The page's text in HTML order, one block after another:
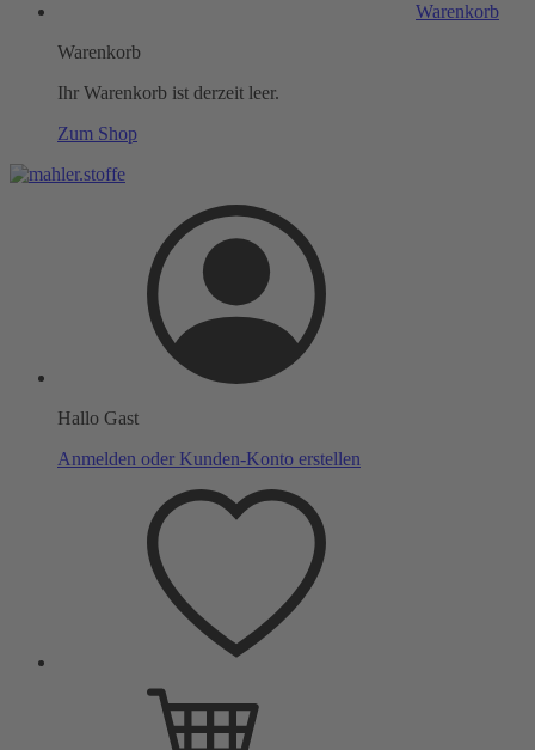
Warenkorb
Warenkorb
Ihr Warenkorb ist derzeit leer.
Zum Shop
Hallo Gast
Anmelden oder Kunden-Konto erstellen